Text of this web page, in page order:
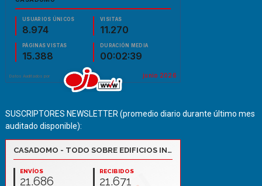
SUSCRIPTORES NEWSLETTER (promedio diario durante último mes
auditado disponible):